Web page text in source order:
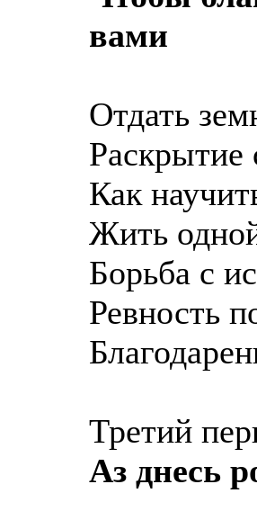
вами
Отдать
Раскрытие
Как
Жить
Борьба с
Ревность
Третий
Аз днесь